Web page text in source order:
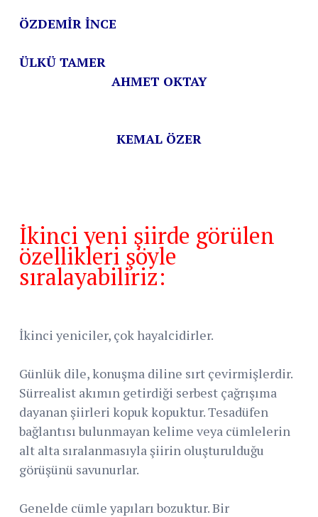
ÖZDEMİR İNCE
ÜLKÜ TAMER
AHMET OKTAY
KEMAL ÖZER
İkinci yeni şiirde görülen
özellikleri şöyle
sıralayabiliriz:
İkinci yeniciler, çok hayalcidirler.
Günlük dile, konuşma diline sırt çevirmişlerdir.
Sürrealist akımın getirdiği serbest çağrışıma
dayanan şiirleri kopuk kopuktur. Tesadüfen
bağlantısı bulunmayan kelime veya cümlelerin
alt alta sıralanmasıyla şiirin oluşturulduğu
görüşünü savunurlar.
Genelde cümle yapıları bozuktur. Bir